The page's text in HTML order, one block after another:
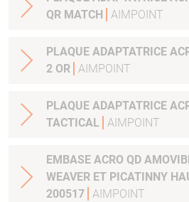
QR MATCH
AIMPOINT
PLAQUE ADAPTATRICE
2 OR AIMPOINT
PLAQUE ADAPTATRICE ACRO
TACTICAL
AIMPOINT
EMBASE ACRO QD
WEAVER ET PICATINNY
200517 AIMPOINT